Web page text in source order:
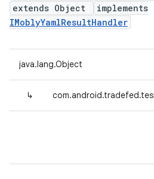
extends Object
implements
IMoblyYamlResultHandler
java.lang.Object
↳